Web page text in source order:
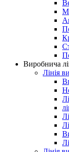
Виробнича
Лінія